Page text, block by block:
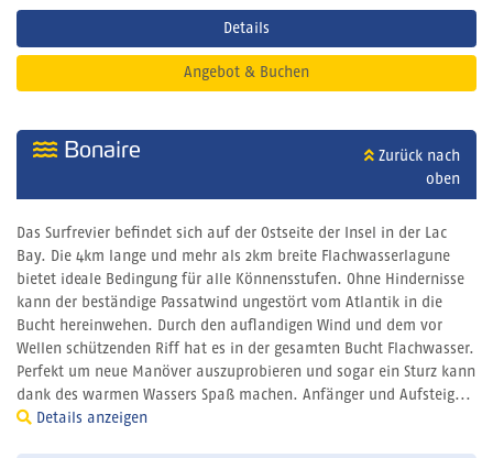
Details
Angebot & Buchen
Bonaire
Zurück nach
oben
Das Surfrevier befindet sich auf der Ostseite der Insel in der Lac
Bay. Die 4km lange und mehr als 2km breite Flachwasserlagune
bietet ideale Bedingung für alle Könnensstufen. Ohne Hindernisse
kann der beständige Passatwind ungestört vom Atlantik in die
Bucht hereinwehen. Durch den auflandigen Wind und dem vor
Wellen schützenden Riff hat es in der gesamten Bucht Flachwasser.
Perfekt um neue Manöver auszuprobieren und sogar ein Sturz kann
dank des warmen Wassers Spaß machen. Anfänger und Aufsteig...
Details anzeigen